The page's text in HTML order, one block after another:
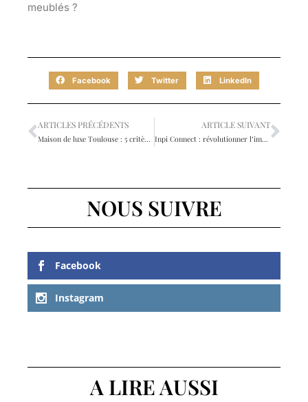
meublés ?
Facebook Twitter LinkedIn
ARTICLES PRÉCÉDENTS
Maison de luxe Toulouse : 5 critères essentiels pour un investissement réussi
ARTICLE SUIVANT
Inpi Connect : révolutionner l’immobilier avec un identifiant unique
NOUS SUIVRE
Facebook
Instagram
A LIRE AUSSI